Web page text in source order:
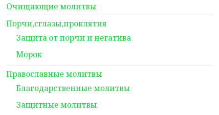
Очищающие молитвы
Порчи,сглазы,проклятия
Защита от порчи и негатива
Морок
Православные молитвы
Благодарственные молитвы
Защитные молитвы